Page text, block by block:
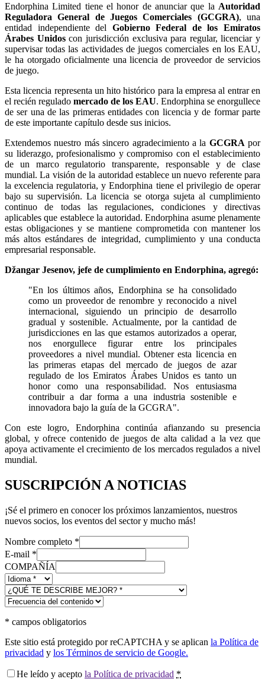
Endorphina Limited tiene el honor de anunciar que la Autoridad
Reguladora General de Juegos Comerciales (GCGRA), una
entidad independiente del Gobierno Federal de los Emiratos
Árabes Unidoscon jurisdicción exclusiva para regular, licenciar y
supervisar todas las actividades de juegos comerciales en los EAU,
le ha otorgado oficialmente una licencia de proveedor de servicios
de juego.
Esta licencia representa un hito histórico para la empresa al entrar en
el recién regulado mercado de los EAU. Endorphina se enorgullece
de ser una de las primeras entidades con licencia y de formar parte
de este importante capítulo desde sus inicios.
Extendemos nuestro más sincero agradecimiento a la GCGRA por
su liderazgo, profesionalismo y compromiso con el establecimiento
de un marco regulatorio transparente, responsable y de clase
mundial. La visión de la autoridad establece un nuevo referente para
la excelencia regulatoria, y Endorphina tiene el privilegio de operar
bajo su supervisión. La licencia se otorga sujeta al cumplimiento
continuo de todas las regulaciones, condiciones y directivas
aplicables que establece la autoridad. Endorphina asume plenamente
estas obligaciones y se mantiene comprometida con mantener los
más altos estándares de integridad, cumplimiento y una conducta
empresarial responsable.
Džangar Jesenov, jefe de cumplimiento en Endorphina, agregó:
"En los últimos años, Endorphina se ha consolidado
como un proveedor de renombre y reconocido a nivel
internacional, siguiendo un principio de desarrollo
gradual y sostenible. Actualmente, por la cantidad de
jurisdicciones en las que estamos autorizados a operar,
nos enorgullece figurar entre los principales
proveedores a nivel mundial. Obtener esta licencia en
las primeras etapas del mercado de juegos de azar
regulado de los Emiratos Árabes Unidos es tanto un
honor como una responsabilidad. Nos entusiasma
contribuir a dar forma a una industria sostenible e
innovadora bajo la guía de la GCGRA".
Con este logro, Endorphina continúa afianzando su presencia
global, y ofrece contenido de juegos de alta calidad a la vez que
apoya activamente el crecimiento de los mercados regulados a nivel
mundial.
SUSCRIPCIÓN A NOTICIAS
¡Sé el primero en conocer los próximos lanzamientos, nuestros
nuevos socios, los eventos del sector y mucho más!
Nombre completo *
E-mail *
COMPAÑÍA
* campos obligatorios
Este sitio está protegido por reCAPTCHA y se aplican la Política de
privacidad y los Términos de servicio de Google.
He leído y acepto la Política de privacidad *